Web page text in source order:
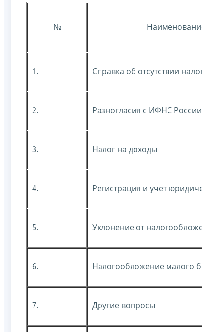
№
1. Справка об отсутствии
2. Разногласия с ИФНС России
3. Налог на доходы
4. Регистрация и учет
5. Уклонение от
6. Налогообложение малого
7. Другие вопросы